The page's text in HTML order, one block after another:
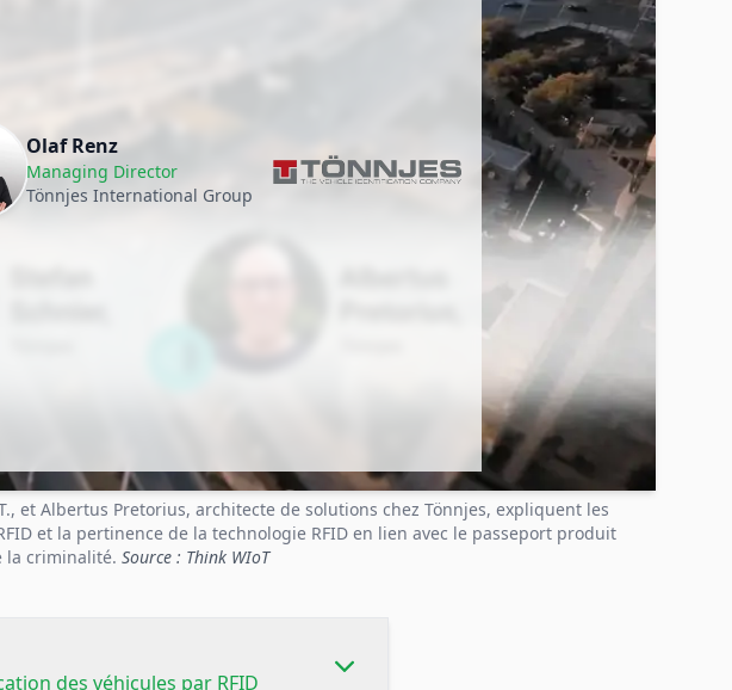
Olaf Renz
Managing Director
Tönnjes International Group
et Albertus Pretorius, architecte de solutions chez Tönnjes, expliquent les
et la pertinence de la technologie RFID en lien avec le passeport produit
la criminalité. Source : Think WIoT
des véhicules par RFID